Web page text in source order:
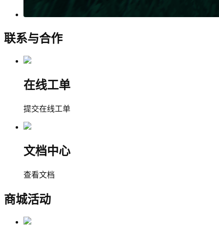
联系与合作
在线工单
提交在线工单
文档中心
查看文档
商城活动